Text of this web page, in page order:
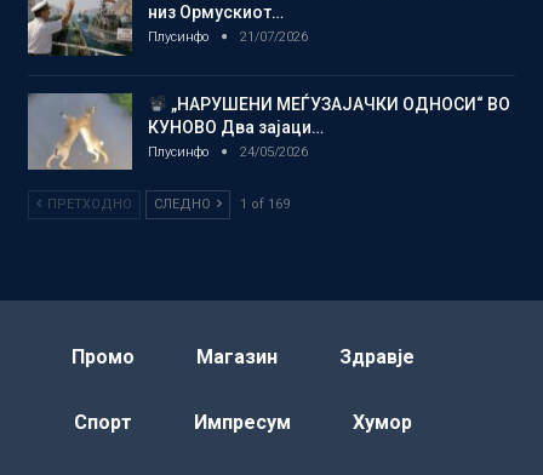
низ Ормускиот…
Плусинфо 21/07/2026
„НАРУШЕНИ МЕЃУЗАЈАЧКИ ОДНОСИ“ ВО
КУНОВО Два зајаци…
Плусинфо 24/05/2026
ПРЕТХОДНО СЛЕДНО 1 of 169
Промо Магазин Здравје
Спорт Импресум Хумор